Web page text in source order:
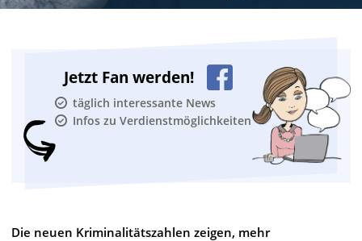
Jetzt Fan werden!
täglich interessante News
Infos zu Verdienstmöglichkeiten
Die neuen Kriminalitätszahlen zeigen, mehr